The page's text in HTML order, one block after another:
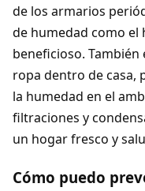
de los armarios
de humedad como el
beneficioso.
ropa dentro de casa,
la humedad en el
filtraciones y
un hogar fresco y
Cómo puedo